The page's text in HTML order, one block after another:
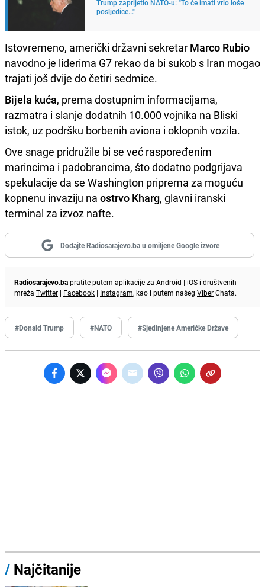
Trump zaprijetio NATO-u: "To će imati vrlo loše
posljedice..."
Istovremeno, američki državni sekretar Marco Rubio
navodno je liderima G7 rekao da bi sukob s Iran mogao
trajati još dvije do četiri sedmice.
Bijela kuća, prema dostupnim informacijama,
razmatra i slanje dodatnih 10.000 vojnika na Bliski
istok, uz podršku borbenih aviona i oklopnih vozila.
Ove snage pridružile bi se već raspoređenim
marincima i padobrancima, što dodatno podgrijava
spekulacije da se Washington priprema za moguću
kopnenu invaziju na ostrvo Kharg, glavni iranski
terminal za izvoz nafte.
Dodajte Radiosarajevo.ba u omiljene Google izvore
Radiosarajevo.bapratite putem aplikacije za Android | iOS i društvenih
mreža Twitter | Facebook | Instagram, kao i putem našeg ViberChata.
#Donald Trump #NATO #Sjedinjene Američke Države
/ Najčitanije